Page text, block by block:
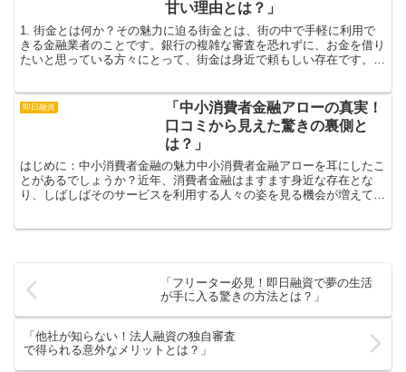
甘い理由とは？」
1. 街金とは何か？その魅力に迫る街金とは、街の中で手軽に利用で
きる金融業者のことです。銀行の複雑な審査を恐れずに、お金を借り
たいと思っている方々にとって、街金は身近で頼もしい存在です。彼
即日融資
「中小消費者金融アローの真実！
口コミから見えた驚きの裏側と
は？」
はじめに：中小消費者金融の魅力中小消費者金融アローを耳にしたこ
とがあるでしょうか？近年、消費者金融はますます身近な存在とな
り、しばしばそのサービスを利用する人々の姿を見る機会が増えてい
「フリーター必見！即日融資で夢の生活
が手に入る驚きの方法とは？」
「他社が知らない！法人融資の独自審査
で得られる意外なメリットとは？」